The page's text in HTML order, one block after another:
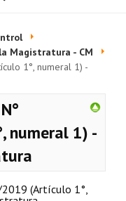
Magistratura - CM
1°, numeral 1) -
numeral 1) -
2019 (Artículo 1°,